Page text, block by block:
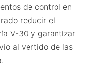
de control en
reducir el
V-30 y garantizar
al vertido de las